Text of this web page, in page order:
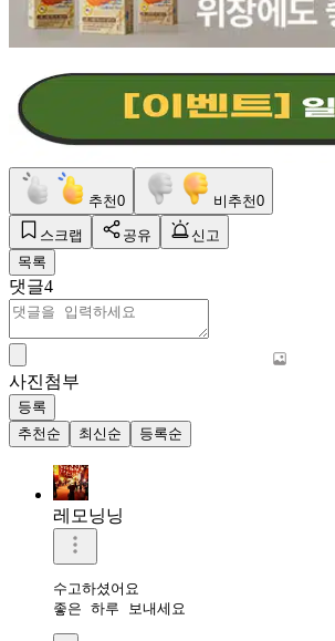
추천0 비추천0
스크랩 공유
신고
목록
댓글4
사진첨부
등록
추천순
최신순 등록순
레모닝닝
수고하셨어요
좋은 하루 보내세요